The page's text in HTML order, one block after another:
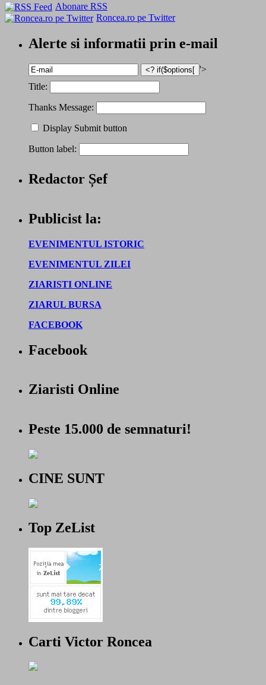
Abonare RSS
Roncea.ro pe Twitter
Alerte si informatii prin e-mail
'>
Title:
Thanks Message:
Display Submit button
Button label:
Redactor Șef
Publicist la:
EVENIMENTUL ISTORIC
EVENIMENTUL ZILEI
ZIARISTI ONLINE
ZIARUL BURSA
FACEBOOK
Facebook
Ziaristi Online
Peste 15.000 de semnaturi!
CINE SUNT
Top ZeList
Carti Victor Roncea